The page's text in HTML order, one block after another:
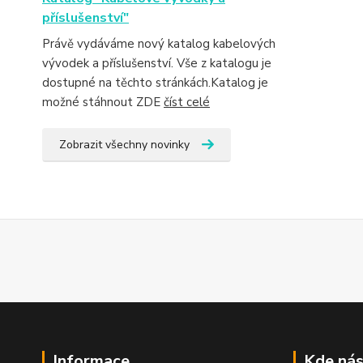
příslušenství"
Právě vydáváme nový katalog kabelových
vývodek a příslušenství. Vše z katalogu je
dostupné na těchto stránkách.Katalog je
možné stáhnout ZDE číst celé
Zobrazit všechny novinky